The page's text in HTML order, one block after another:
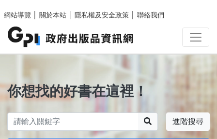
網站導覽
關於本站 隱私權及安全政策 聯絡我們
你想找的好書在這裡！
進階搜尋